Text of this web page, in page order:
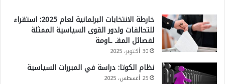
خارطة الانتخابات البرلمانية لعام 2025: استقراء
للتحالفات ولدور القوى السياسية الممثلة
لفصائل المقـ ـاومة
30 أكتوبر، 2025
نظام الكوتا: دراسة في المبررات السياسية
25 أغسطس، 2025